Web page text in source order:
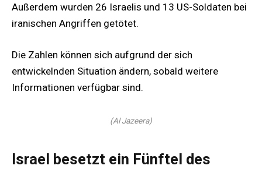
Außerdem wurden 26 Israelis und 13 US-Soldaten bei
iranischen Angriffen getötet.
Die Zahlen können sich aufgrund der sich
entwickelnden Situation ändern, sobald weitere
Informationen verfügbar sind.
(Al Jazeera)
Israel besetzt ein Fünftel des